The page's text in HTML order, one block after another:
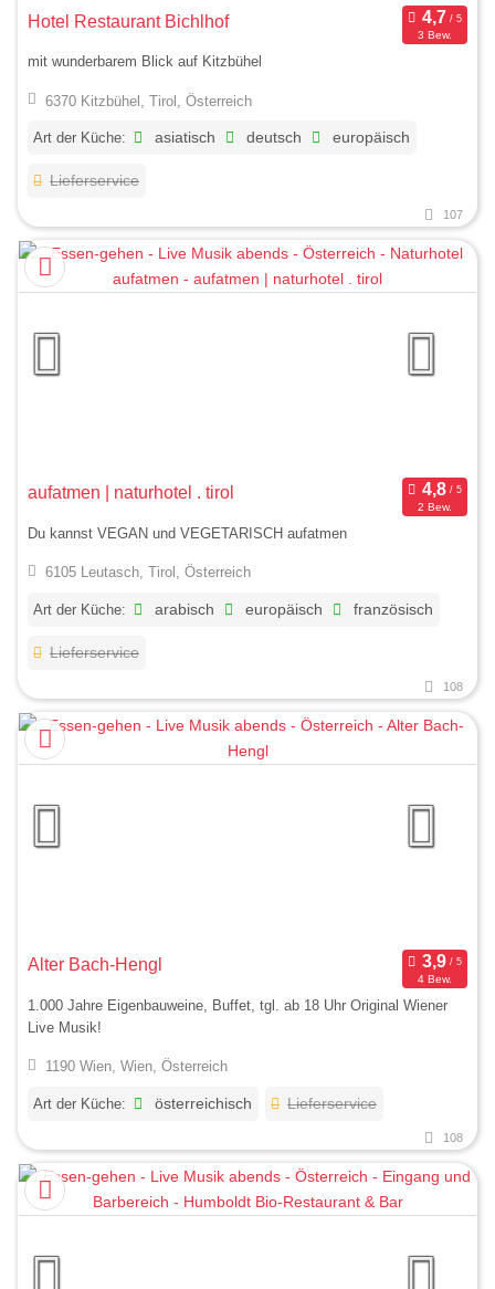
Hotel Restaurant Bichlhof
3 Bew.
mit wunderbarem Blick auf Kitzbühel
6370 Kitzbühel, Tirol, Österreich
Art der Küche: asiatisch deutsch europäisch
Lieferservice
107
aufatmen | naturhotel . tirol
2 Bew.
Du kannst VEGAN und VEGETARISCH aufatmen
6105 Leutasch, Tirol, Österreich
Art der Küche: arabisch europäisch französisch
Lieferservice
108
Alter Bach-Hengl
4 Bew.
1.000 Jahre Eigenbauweine, Buffet, tgl. ab 18 Uhr Original Wiener
Live Musik!
1190 Wien, Wien, Österreich
Art der Küche: österreichisch Lieferservice
108